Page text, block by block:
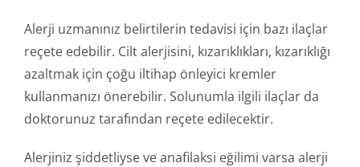
Alerji uzmanınız belirtilerin tedavisi için bazı ilaçlar
reçete edebilir. Cilt alerjisini, kızarıklıkları, kızarıklığı
azaltmak için çoğu iltihap önleyici kremler
kullanmanızı önerebilir. Solunumla ilgili ilaçlar da
doktorunuz tarafından reçete edilecektir.
Alerjiniz şiddetliyse ve anafilaksi eğilimi varsa alerji